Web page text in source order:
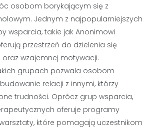
osobom borykającym się z
Jednym z najpopularniejszych
wsparcia, takie jak Anonimowi
przestrzeń do dzielenia się
wzajemnej motywacji.
grupach pozwala osobom
relacji z innymi, którzy
trudności. Oprócz grup wsparcia,
oferuje programy
które pomagają uczestnikom